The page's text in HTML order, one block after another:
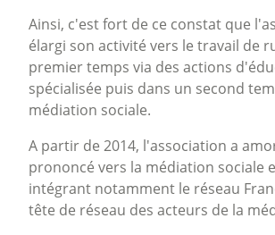
Ainsi, c'est fort de ce constat que
élargi son activité vers le travail de
premier temps via des actions
spécialisée puis dans un second
médiation sociale.
A partir de 2014, l'association a
prononcé vers la médiation sociale
intégrant notamment le réseau
tête de réseau des acteurs de la